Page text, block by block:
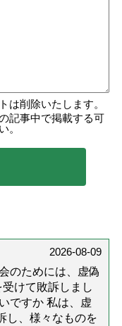
は削除いたします。
記事中で掲載する可
。
2026-08-09
のためには、虚偽
けて敗訴しまし
すか 私は、虚
し、様々なものを